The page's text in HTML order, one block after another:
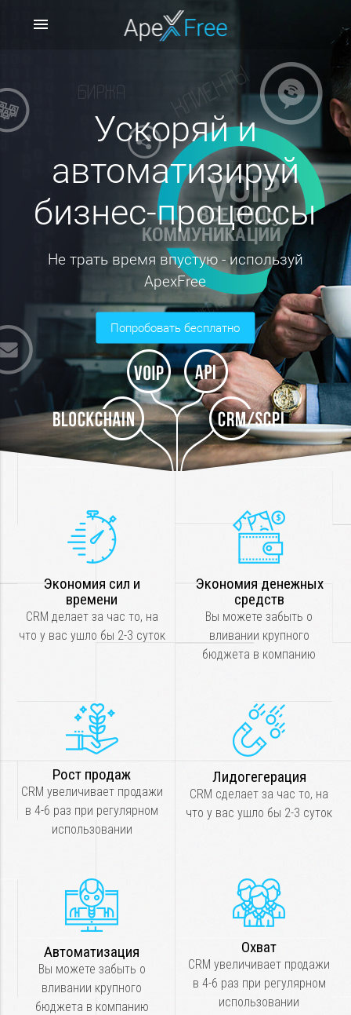
menu
Ускоряй и
автоматизируй
бизнес-процессы
Не трать время впустую - используй
ApexFree
попробовать бесплатно
Экономия сил и
времени
CRM делает за час то, на
что у вас ушло бы 2-3 суток
Экономия денежных
средств
Вы можете забыть о
вливании крупного
бюджета в компанию
Рост продаж
CRM увеличивает продажи
в 4-6 раз при регулярном
использовании
Лидогегерация
CRM сделает за час то, на
что у вас ушло бы 2-3 суток
Автоматизация
Вы можете забыть о
вливании крупного
бюджета в компанию
Охват
CRM увеличивает продажи
в 4-6 раз при регулярном
использовании